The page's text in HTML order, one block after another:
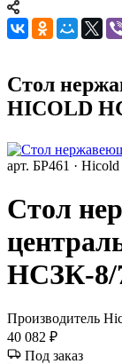
Стол
HICOLD
арт. БР461 · Hicold
Стол
НСЗК-8/
Производитель
40 082 ₽
Под заказ